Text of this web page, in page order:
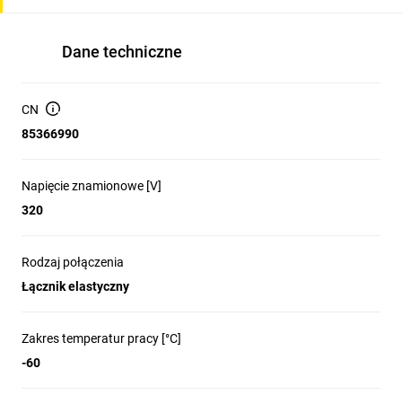
Dane techniczne
CN
85366990
Napięcie znamionowe [V]
320
Rodzaj połączenia
Łącznik elastyczny
Zakres temperatur pracy [°C]
-60